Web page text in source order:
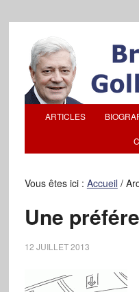
ARTICLES
Vous êtes ici : Accueil /
Une
12 JUILLET 2013